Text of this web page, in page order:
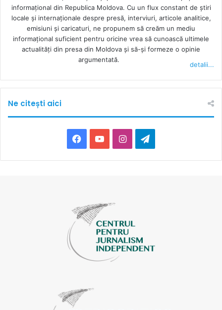
informațional din Republica Moldova. Cu un flux constant de ştiri
locale şi internaţionale despre presă, interviuri, articole analitice,
emisiuni și caricaturi, ne propunem să creăm un mediu
informaţional suficient pentru oricine vrea să cunoască ultimele
actualităţi din presa din Moldova şi să-şi formeze o opinie
argumentată.
detalii...
Ne citești aici
Facebook
YouTubeInstagramTelegram